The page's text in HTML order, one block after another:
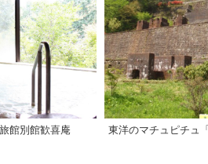
館別館歓喜庵